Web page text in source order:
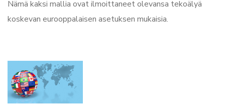
Nämä kaksi mallia ovat ilmoittaneet olevansa tekoälyä
koskevan eurooppalaisen asetuksen mukaisia.